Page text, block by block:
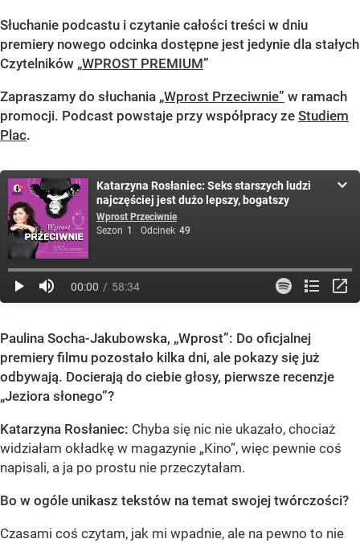
Słuchanie podcastu i czytanie całości treści w dniu
premiery nowego odcinka dostępne jest jedynie dla stałych
Czytelników „WPROST PREMIUM”
Zapraszamy do słuchania „Wprost Przeciwnie” w ramach
promocji. Podcast powstaje przy współpracy ze Studiem
Plac.
Katarzyna Rosłaniec: Seks starszych ludzi
najczęściej jest dużo lepszy, bogatszy
Wprost Przeciwnie
Sezon 1 Odcinek 49
00:00 58:34
Paulina Socha-Jakubowska, „Wprost”: Do oficjalnej
premiery filmu pozostało kilka dni, ale pokazy się już
odbywają. Docierają do ciebie głosy, pierwsze recenzje
„Jeziora słonego”?
Katarzyna Rosłaniec: Chyba się nic nie ukazało, chociaż
widziałam okładkę w magazynie „Kino”, więc pewnie coś
napisali, a ja po prostu nie przeczytałam.
Bo w ogóle unikasz tekstów na temat swojej twórczości?
Czasami coś czytam, jak mi wpadnie, ale na pewno to nie